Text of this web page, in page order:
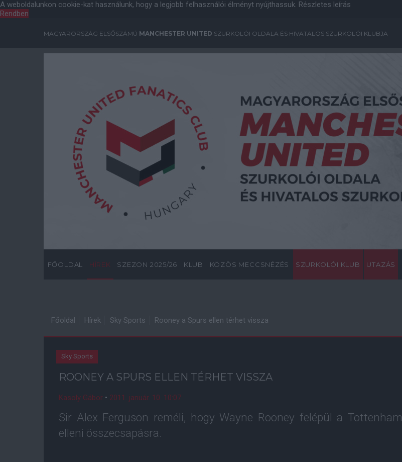
A weboldalunkon cookie-kat használunk, hogy a legjobb felhasználói élményt nyújthassuk. Részletes leírás
Rendben
MAGYARORSZÁG ELSŐSZÁMÚ MANCHESTER UNITED SZURKOLÓI OLDALA ÉS HIVATALOS SZURKOLÓI KLUBJA
FŐOLDAL HÍREK SZEZON 2025/26 KLUB KÖZÖS MECCSNÉZÉS SZURKOLÓI KLUB UTAZÁS
Főoldal Hírek Sky Sports Rooney a Spurs ellen térhet vissza
Sky Sports
ROONEY A SPURS ELLEN TÉRHET VISSZA
Kasoly Gábor • 2011. január. 10. 10:07
Sir Alex Ferguson reméli, hogy Wayne Rooney felépül a Tottenham
elleni összecsapásra.